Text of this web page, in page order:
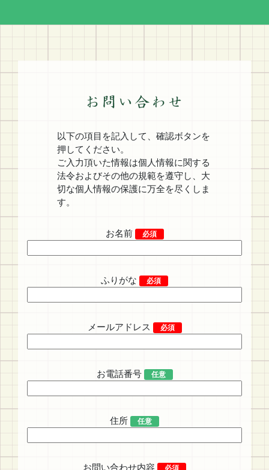
以下の項目を記入して、確認ボタンを
押してください。
ご入力頂いた情報は個人情報に関する
法令およびその他の規範を遵守し、大
切な個人情報の保護に万全を尽くしま
す。
お名前 必須
ふりがな 必須
メールアドレス 必須
お電話番号 任意
住所 任意
お問い合わせ内容 必須